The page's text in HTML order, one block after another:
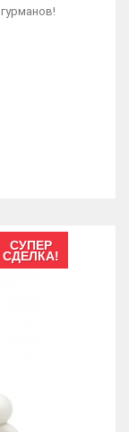
СУПЕР
СДЕЛКА!